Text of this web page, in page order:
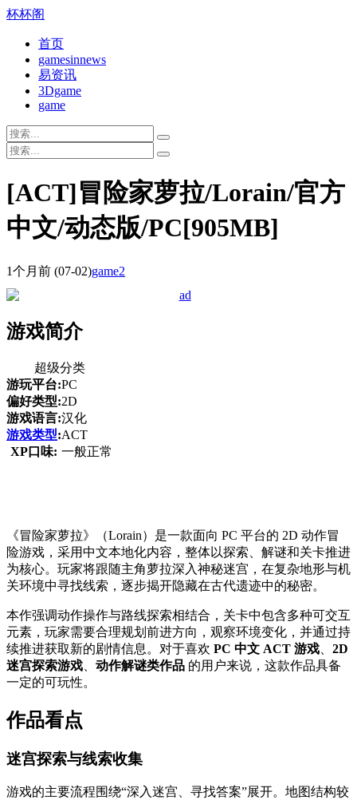
杯杯阁
首页
gamesinnews
易资讯
3Dgame
game
[ACT]冒险家萝拉/Lorain/官方
中文/动态版/PC[905MB]
1个月前 (07-02)game2
游戏简介
超级分类
游玩平台:PC
偏好类型:2D
游戏语言:汉化
游戏类型:ACT
XP口味: 一般正常
《冒险家萝拉》（Lorain）是一款面向 PC 平台的 2D 动作冒
险游戏，采用中文本地化内容，整体以探索、解谜和关卡推进
为核心。玩家将跟随主角萝拉深入神秘迷宫，在复杂地形与机
关环境中寻找线索，逐步揭开隐藏在古代遗迹中的秘密。
本作强调动作操作与路线探索相结合，关卡中包含多种可交互
元素，玩家需要合理规划前进方向，观察环境变化，并通过持
续推进获取新的剧情信息。对于喜欢 PC 中文 ACT 游戏
2D
迷宫探索游戏
动作解谜类作品 的用户来说，这款作品具备
一定的可玩性。
作品看点
迷宫探索与线索收集
游戏的主要流程围绕“深入迷宫、寻找答案”展开。地图结构较